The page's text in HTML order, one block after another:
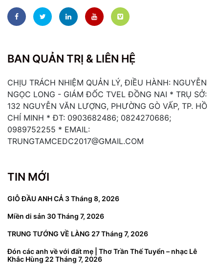
BAN QUẢN TRỊ & LIÊN HỆ
CHỊU TRÁCH NHIỆM QUẢN LÝ, ĐIỀU HÀNH: NGUYỄN
NGỌC LONG - GIÁM ĐỐC TVEL ĐỒNG NAI * TRỤ SỞ:
132 NGUYỄN VĂN LƯỢNG, PHƯỜNG GÒ VẤP, TP. HỒ
CHÍ MINH * ĐT: 0903682486; 0824270686;
0989752255 * EMAIL:
TRUNGTAMCEDC2017@GMAIL.COM
TIN MỚI
GIỖ ĐẦU ANH CẢ 3 Tháng 8, 2026
Miền di sản 30 Tháng 7, 2026
TRUNG TƯỚNG VỀ LÀNG 27 Tháng 7, 2026
Đón các anh về với đất mẹ | Thơ Trần Thế Tuyển – nhạc Lê
Khắc Hùng 22 Tháng 7, 2026